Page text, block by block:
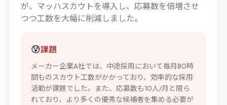
が、マッハスカウトを導入し、応募数を倍増させ
つつ工数を大幅に削減しました。
😰課題
メーカー企業A社では、中途採用において毎月80時
間ものスカウト工数がかかっており、効率的な採用
活動が課題でした。また、応募数も10人/月と限ら
れており、より多くの優秀な候補者を集める必要が